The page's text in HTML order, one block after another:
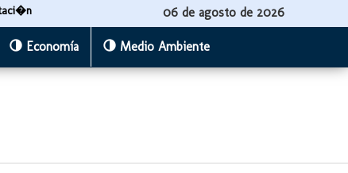
06 de agosto de 2026
Economía Medio Ambiente